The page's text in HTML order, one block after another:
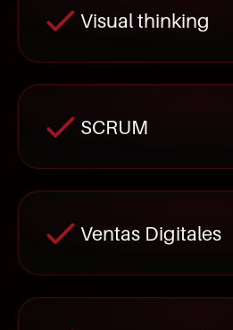
Visual thinking
SCRUM
Ventas Digitales